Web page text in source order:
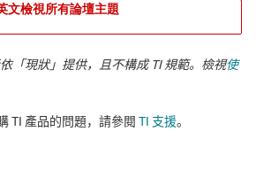
文檢視所有論壇主題
「現狀」提供，且不構成 TI 規範。檢視使
TI 產品的問題，請參閱 TI 支援。​​​​​​​​​​​​​​